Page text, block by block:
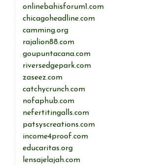
onlinebahisforum1.com
chicagoheadline.com
camming.org
rajalion88.com
goupuntacana.com
riversedgepark.com
zaseez.com
catchycrunch.com
nofaphub.com
nefertitingalls.com
patsyscreations.com
income4proof.com
educaritas.org
lensajelajah.com